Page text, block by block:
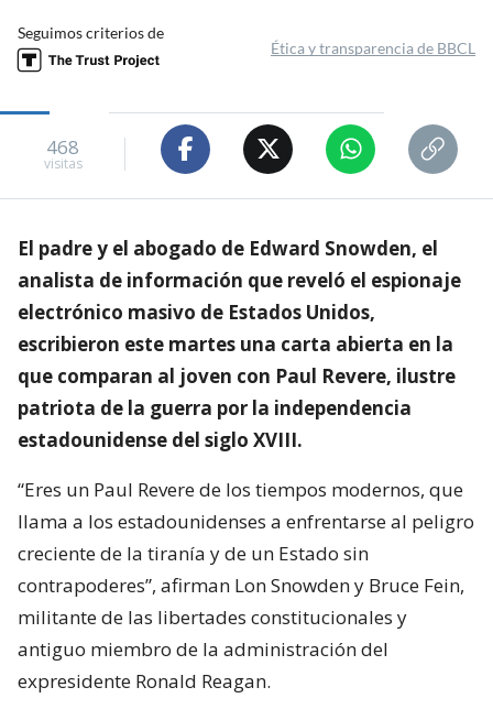
Seguimos criterios de
Ética y transparencia de BBCL
468
visitas
El padre y el abogado de Edward Snowden, el
analista de información que reveló el espionaje
electrónico masivo de Estados Unidos,
escribieron este martes una carta abierta en la
que comparan al joven con Paul Revere, ilustre
patriota de la guerra por la independencia
estadounidense del siglo XVIII.
“Eres un Paul Revere de los tiempos modernos, que
llama a los estadounidenses a enfrentarse al peligro
creciente de la tiranía y de un Estado sin
contrapoderes”, afirman Lon Snowden y Bruce Fein,
militante de las libertades constitucionales y
antiguo miembro de la administración del
expresidente Ronald Reagan.